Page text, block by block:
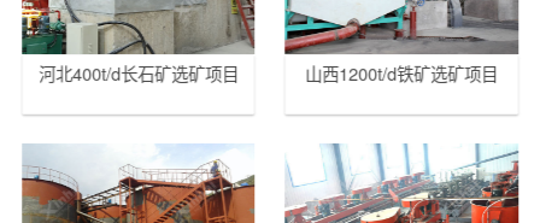
河北400t/d长石矿选矿项目 山西1200t/d铁矿选矿项目